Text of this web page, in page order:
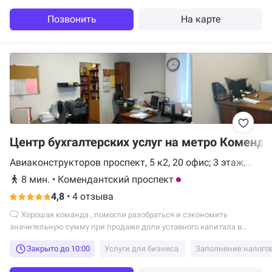
вопросы очень тактично и вежливо!
Позвонить На карте
Центр бухгалтерских услуг на метро
Авиаконструкторов проспект, 5 к2, 20 офис; 3 этаж,
Санкт-Петербург
8 мин. • Комендантский проспект
4,8 • 4 отзыва
значительную сумму при продаже доли уставного капитала в
Закрыто до 10:00
Услуги для бизнеса Заполнение